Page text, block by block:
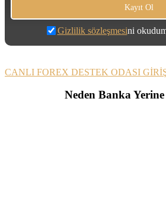
Gizlilik sözleşmesini
CANLI FOREX DESTEK ODASI
Neden Banka